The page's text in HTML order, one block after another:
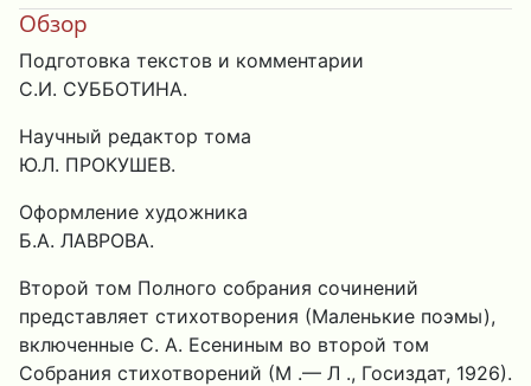
Обзор
Подготовка текстов и комментарии
С.И. СУББОТИНА.
Научный редактор тома
Ю.Л. ПРОКУШЕВ.
Оформление художника
Б.А. ЛАВРОВА.
Второй том Полного собрания сочинений
представляет стихотворения (Маленькие поэмы),
включенные С. А. Есениным во второй том
Собрания стихотворений (М .— Л ., Госиздат, 1926).